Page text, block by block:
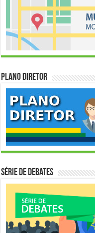
Plano Diretor
Série de Debates